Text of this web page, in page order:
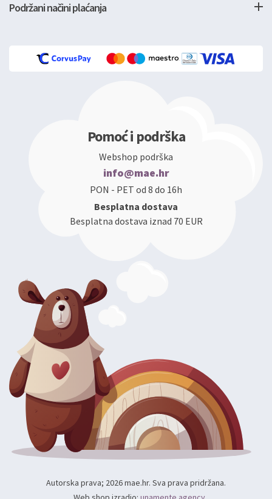
Podržani načini plaćanja
Pomoć i podrška
Webshop podrška
info@mae.hr
PON - PET od 8 do 16h
Besplatna dostava
Besplatna dostava iznad 70 EUR
Autorska prava; 2026 mae.hr. Sva prava pridržana.